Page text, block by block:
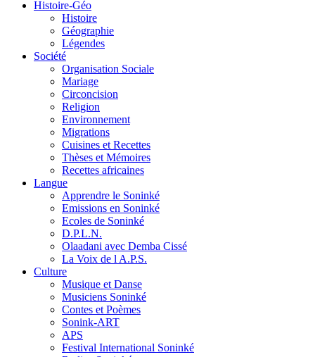
Histoire-Géo
Histoire
Géographie
Légendes
Société
Organisation Sociale
Mariage
Circoncision
Religion
Environnement
Migrations
Cuisines et Recettes
Thèses et Mémoires
Recettes africaines
Langue
Apprendre le Soninké
Emissions en Soninké
Ecoles de Soninké
D.P.L.N.
Olaadani avec Demba Cissé
La Voix de l A.P.S.
Culture
Musique et Danse
Musiciens Soninké
Contes et Poèmes
Sonink-ART
APS
Festival International Soninké